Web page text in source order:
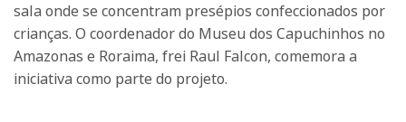
sala onde se concentram presépios confeccionados por
crianças. O coordenador do Museu dos Capuchinhos no
Amazonas e Roraima, frei Raul Falcon, comemora a
iniciativa como parte do projeto.